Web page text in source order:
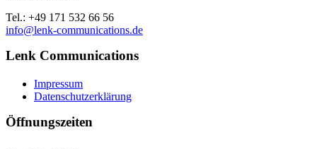
Tel.: +49 171 532 66 56
info@lenk-communications.de
Lenk Communications
Impressum
Datenschutzerklärung
Öffnungszeiten